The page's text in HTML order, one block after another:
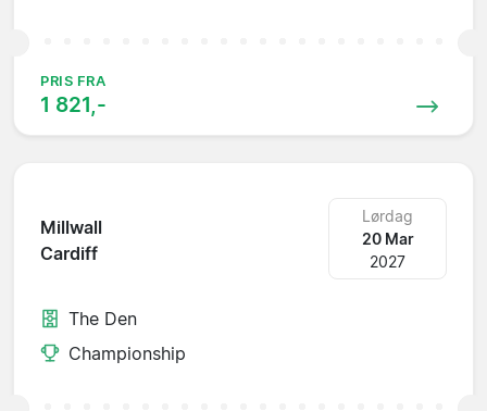
PRIS FRA
1 821,-
Millwall
Cardiff
Lørdag
20 Mar
2027
The Den
Championship